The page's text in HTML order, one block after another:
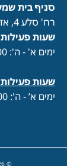
סניף בית
רח' סלע 4, אזור התעשייה הר-טוב ב', בית שמש - חניה חינם
שעות פעילות
ימים א' - ה': 9:00-14:00
שעות
ימים א’ - ה': 8:00-15:00.
© 2026 כל הזכויות שמורות לראם ספורט בע"מ | חנות ספורט